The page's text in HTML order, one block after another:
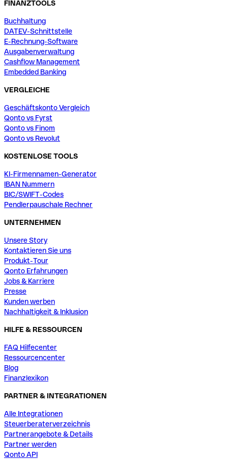
FINANZTOOLS
Buchhaltung
DATEV-Schnittstelle
E-Rechnung-Software
Ausgabenverwaltung
Cashflow Management
Embedded Banking
VERGLEICHE
Geschäftskonto Vergleich
Qonto vs Fyrst
Qonto vs Finom
Qonto vs Revolut
KOSTENLOSE TOOLS
KI-Firmennamen-Generator
IBAN Nummern
BIC/SWIFT-Codes
Pendlerpauschale Rechner
UNTERNEHMEN
Unsere Story
Kontaktieren Sie uns
Produkt-Tour
Qonto Erfahrungen
Jobs & Karriere
Presse
Kunden werben
Nachhaltigkeit & Inklusion
HILFE & RESSOURCEN
FAQ Hilfecenter
Ressourcencenter
Blog
Finanzlexikon
PARTNER & INTEGRATIONEN
Alle Integrationen
Steuerberaterverzeichnis
Partnerangebote & Details
Partner werden
Qonto API